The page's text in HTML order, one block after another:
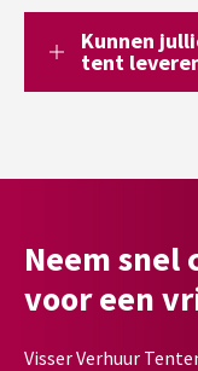
Kunnen
tent
Neem snel
voor een
Visser Verhuur